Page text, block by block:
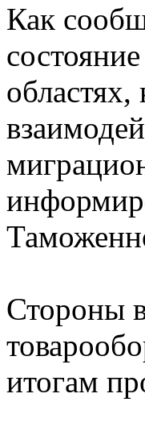
Как
областях,
Стороны
итогам